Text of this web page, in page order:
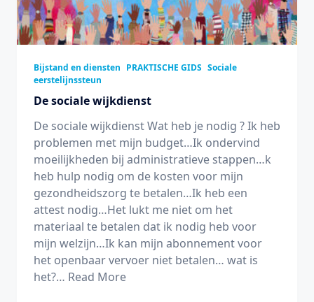
Bijstand en diensten PRAKTISCHE GIDS Sociale
eerstelijnssteun
De sociale wijkdienst
De sociale wijkdienst Wat heb je nodig ? Ik heb
problemen met mijn budget…Ik ondervind
moeilijkheden bij administratieve stappen…k
heb hulp nodig om de kosten voor mijn
gezondheidszorg te betalen…Ik heb een
attest nodig…Het lukt me niet om het
materiaal te betalen dat ik nodig heb voor
mijn welzijn…Ik kan mijn abonnement voor
het openbaar vervoer niet betalen… wat is
het?… Read More